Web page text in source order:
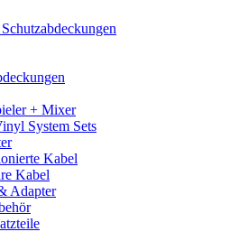
+ Mixer
System Sets
Kabel
Kabel
Adapter